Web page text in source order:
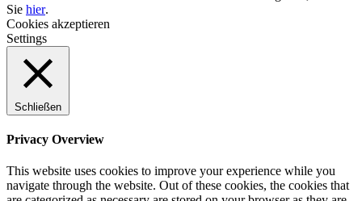
Sie hier.
Cookies akzeptieren
Settings
Schließen
Privacy Overview
This website uses cookies to improve your experience while you
navigate through the website. Out of these cookies, the cookies that